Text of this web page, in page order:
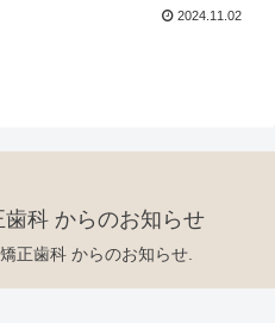
2024.11.02
科 からのお知らせ
正歯科 からのお知らせ.